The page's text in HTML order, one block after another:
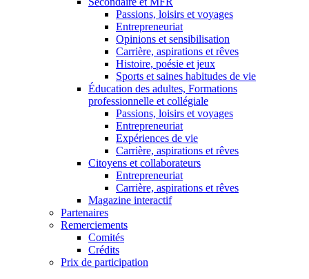
Passions, loisirs et voyages
Entrepreneuriat
Opinions et sensibilisation
Carrière, aspirations et rêves
Histoire, poésie et jeux
Sports et saines habitudes de vie
Éducation des adultes, Formations
professionnelle et collégiale
Passions, loisirs et voyages
Entrepreneuriat
Expériences de vie
Carrière, aspirations et rêves
Citoyens et collaborateurs
Entrepreneuriat
Carrière, aspirations et rêves
Magazine interactif
Partenaires
Remerciements
Comités
Crédits
Prix de participation